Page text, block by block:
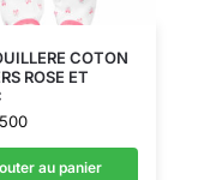
COTON
ROSE ET
au panier